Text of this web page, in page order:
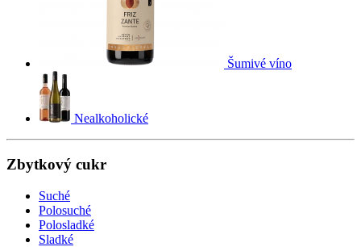
Šumivé víno
Nealkoholické
Zbytkový cukr
Suché
Polosuché
Polosladké
Sladké